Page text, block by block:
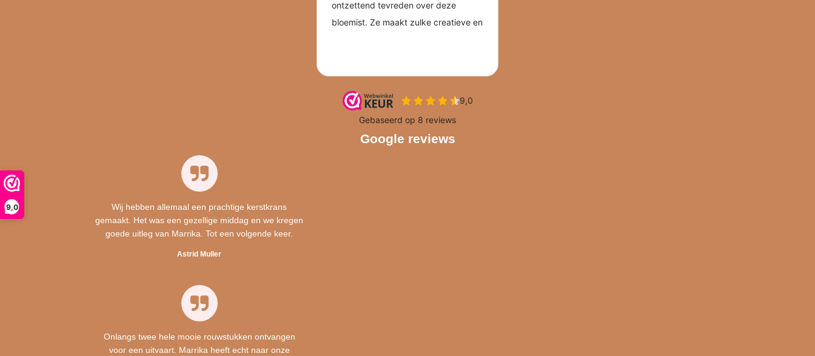
9,0
Google reviews
Wij hebben allemaal een prachtige kerstkrans
gemaakt. Het was een gezellige middag en we kregen
goede uitleg van Marrika. Tot een volgende keer.
Astrid Muller
Onlangs twee hele mooie rouwstukken ontvangen
voor een uitvaart. Marrika heeft echt naar onze